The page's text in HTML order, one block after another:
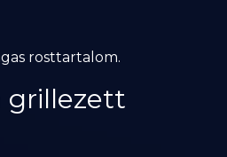
rosttartalom.
grillezett